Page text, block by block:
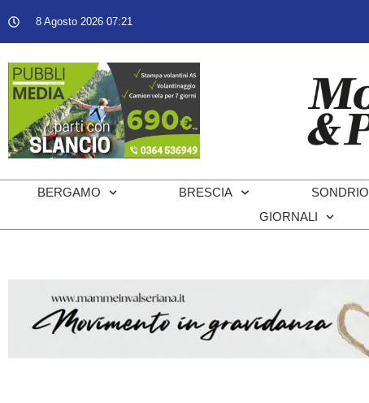
8 Agosto 2026 07:21
BERGAMO BRESCIA SONDRIO
GIORNALI